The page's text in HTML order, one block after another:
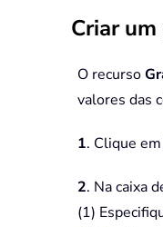
Criar
O recurso
valores das
1. Clique em
2. Na caixa
(1)